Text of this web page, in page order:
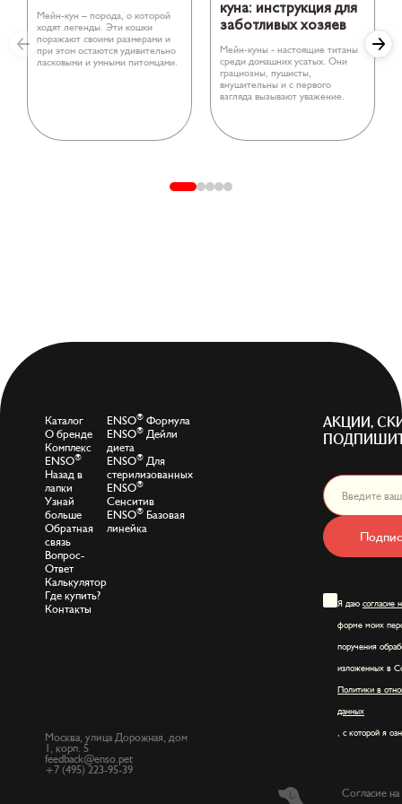
Мейн-кун – порода, о которой
ходят легенды. Эти кошки
поражают своими размерами и
при этом остаются удивительно
ласковыми и умными питомцами.
куна: инструкция для
заботливых хозяев
Мейн-куны - настоящие титаны
среди домашних усатых. Они
грациозны, пушисты,
внушительны и с первого
взгляда вызывают уважение.
Каталог
О бренде
Комплекс
ENSO®
Назад в
лапки
Узнай
больше
Обратная
связь
Вопрос-
Ответ
Калькулятор
Где купить?
Контакты
ENSO® Формула
ENSO® Дейли
диета
ENSO® Для
стерилизованных
ENSO®
Сенситив
ENSO® Базовая
линейка
Москва, улица Дорожная, дом
1, корп. 5
feedback@enso.pet
+7 (495) 223-95-39
АКЦИИ,
Я даю согласие
форме моих
поручения
изложенных в
Политики в
данных
, с которой я
Согласие